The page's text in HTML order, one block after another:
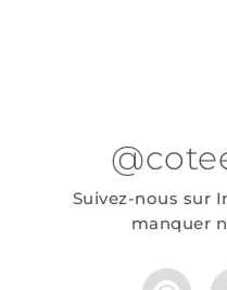
Suivez-nous sur
manquer